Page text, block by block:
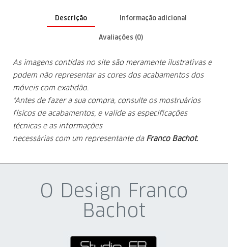
Descrição Informação adicional
Avaliações (0)
As imagens contidas no site são meramente ilustrativas e
podem não representar as cores dos acabamentos dos
móveis com exatidão.
*Antes de fazer a sua compra, consulte os mostruários
físicos de acabamentos, e valide as especificações
técnicas e as informações
necessárias com um representante da Franco Bachot.
O Design Franco
Bachot